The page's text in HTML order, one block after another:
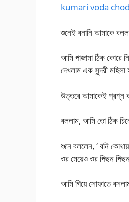
kumari voda choda
শুনেই বনানি আমাকে
আমি পাজামা ঠিক কোরে
দেখলাম এক সুন্দরী
উত্তরে আমাকেই প্রশ্ন
বললাম, আমি তো ঠিক
শুনে বললেন, ‘ বনি
ওর মেয়েও ওর পিছন
আমি গিয়ে সোফাতে